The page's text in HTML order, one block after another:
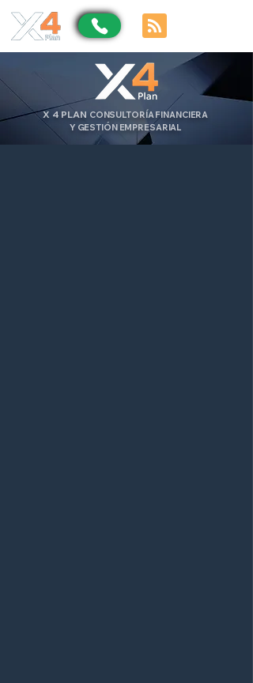
X 4 PLAN CONSULTORÍA FINANCIERA
Y GESTIÓN EMPRESARIAL